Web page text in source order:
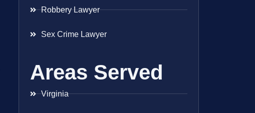
Robbery Lawyer
Sex Crime Lawyer
Areas Served
Virginia